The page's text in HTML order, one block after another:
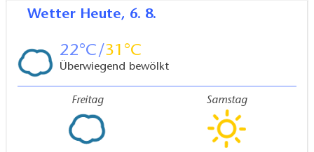
steile Rampe, evtl. Hilfsperson erforderlich.
möglich, eine Stufe von 5cm ist zu überwinden.
Die Häuser 1-3 sind ebenerdig und stufenlos
miteinander verbunden, Ausstellung und
Veranstaltungsraum für Gäste mit
Mobilitätseinschränkungen gut nutzbar
Im Außengelände des Besucherzentrums vor Haus 1
Wetter Heute, 6. 8.
22 31
Überwiegend bewölkt
Freitag Samstag